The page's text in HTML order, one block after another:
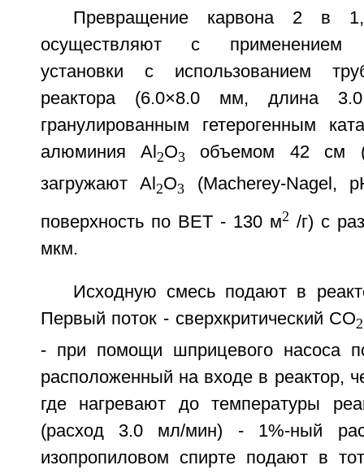
Превращение карвона 2 в
осуществляют с применением
установки с использованием
реактора (6.0×8.0 мм, длина 3.0
гранулированным гетерогенным
алюминия Al 2O3
объемом 42 см
загружают Al 2O3
(Macherey-Nagel,
поверхность по BET - 130 м2 /г) с
мкм.
Исходную смесь подают в
Первый поток - сверхкритический CO2
- при помощи шприцевого насоса
расположенный на входе в реактор,
где нагревают до температуры
(расход 3.0 мл/мин) - 1%-ный
изопропиловом спирте подают в